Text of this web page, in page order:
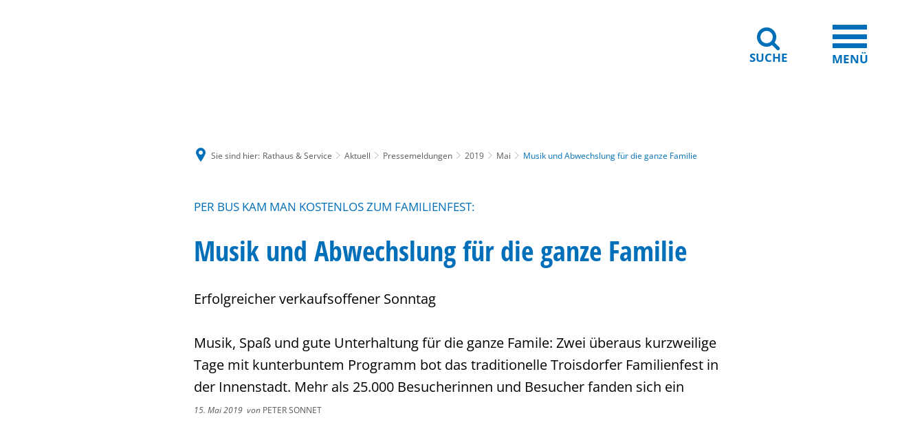
SUCHE MENÜ
Sie sind hier: Rathaus & Service Aktuell Pressemeldungen 2019 Mai Musik und Abwechslung für die ganze Familie
PER BUS KAM MAN KOSTENLOS ZUM FAMILIENFEST:
Musik und Abwechslung für die ganze Familie
Erfolgreicher verkaufsoffener Sonntag
Musik, Spaß und gute Unterhaltung für die ganze Famile: Zwei überaus kurzweilige
Tage mit kunterbuntem Programm bot das traditionelle Troisdorfer Familienfest in
der Innenstadt. Mehr als 25.000 Besucherinnen und Besucher fanden sich ein
15. Mai 2019 von PETER SONNET